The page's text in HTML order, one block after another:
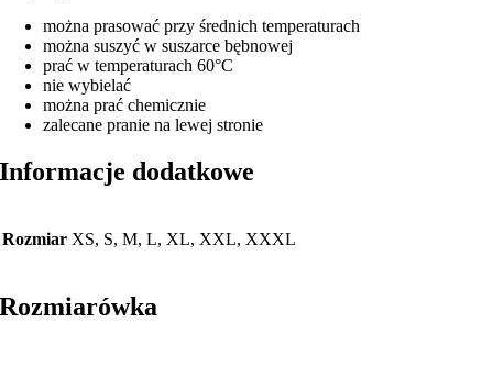
można prasować przy średnich temperaturach
można suszyć w suszarce bębnowej
prać w temperaturach 60°C
nie wybielać
można prać chemicznie
zalecane pranie na lewej stronie
Informacje dodatkowe
Rozmiar XS, S, M, L, XL, XXL, XXXL
Rozmiarówka